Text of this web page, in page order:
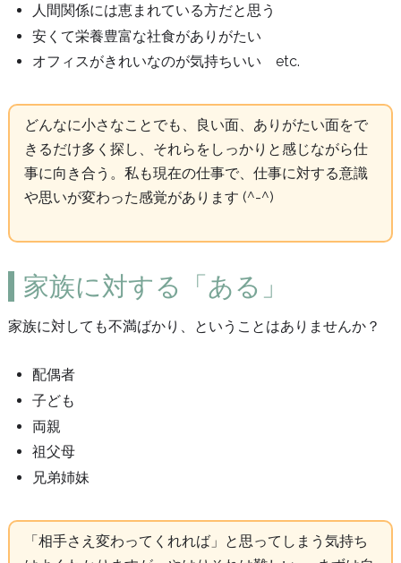
人間関係には恵まれている方だと思う
安くて栄養豊富な社食がありがたい
オフィスがきれいなのが気持ちいい etc.
どんなに小さなことでも、良い面、ありがたい面をで
きるだけ多く探し、それらをしっかりと感じながら仕
事に向き合う。私も現在の仕事で、仕事に対する意識
や思いが変わった感覚があります (^-^)
家族に対する「ある」
家族に対しても不満ばかり、ということはありませんか？
配偶者
子ども
両親
祖父母
兄弟姉妹
「相手さえ変わってくれれば」と思ってしまう気持ち